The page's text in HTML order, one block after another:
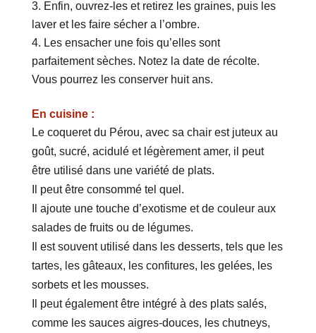
Enfin, ouvrez-les et retirez les graines, puis les
laver et les faire sécher a l’ombre.
Les ensacher une fois qu’elles sont
parfaitement sèches. Notez la date de récolte.
Vous pourrez les conserver huit ans.
En cuisine :
Le coqueret du Pérou, avec sa chair est juteux au
goût, sucré, acidulé et légèrement amer, il peut
être utilisé dans une variété de plats.
Il peut être consommé tel quel.
Il ajoute une touche d’exotisme et de couleur aux
salades de fruits ou de légumes.
Il est souvent utilisé dans les desserts, tels que les
tartes, les gâteaux, les confitures, les gelées, les
sorbets et les mousses.
Il peut également être intégré à des plats salés,
comme les sauces aigres-douces, les chutneys,